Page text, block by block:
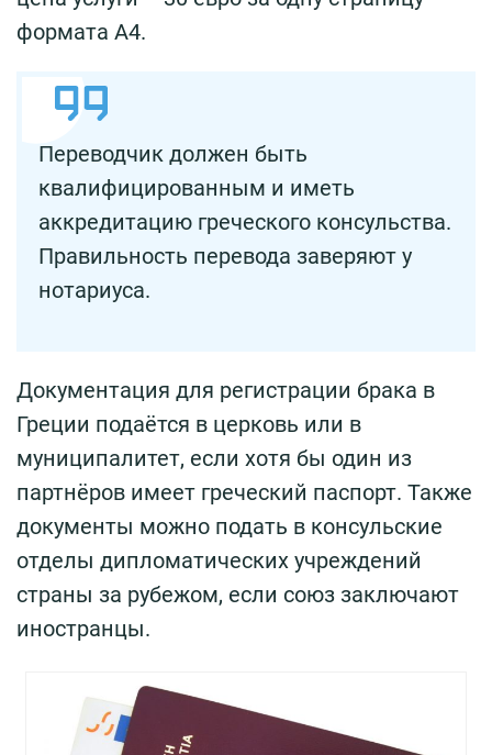
формата А4.
Переводчик должен быть
квалифицированным и иметь
аккредитацию греческого консульства.
Правильность перевода заверяют у
нотариуса.
Документация для регистрации брака в
Греции подаётся в церковь или в
муниципалитет, если хотя бы один из
партнёров имеет греческий паспорт. Также
документы можно подать в консульские
отделы дипломатических учреждений
страны за рубежом, если союз заключают
иностранцы.